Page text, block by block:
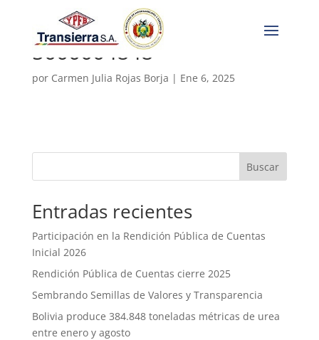
5000004848
por Carmen Julia Rojas Borja | Ene 6, 2025
Buscar
Entradas recientes
Participación en la Rendición Pública de Cuentas
Inicial 2026
Rendición Pública de Cuentas cierre 2025
Sembrando Semillas de Valores y Transparencia
Bolivia produce 384.848 toneladas métricas de urea
entre enero y agosto